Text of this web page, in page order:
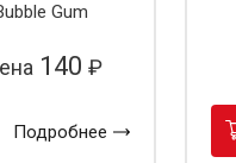
Gum
140 ₽
Подробнее